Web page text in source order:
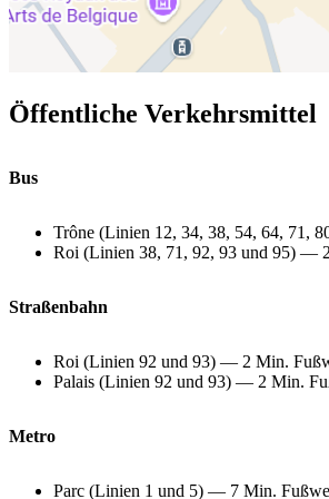
Öffentliche Verkehrsmittel
Bus
Trône (Linien 12, 34, 38, 54, 64, 71,
Roi (Linien 38, 71, 92, 93 und 95) —
Straßenbahn
Roi (Linien 92 und 93) — 2 Min.
Palais (Linien 92 und 93) — 2 Min.
Metro
Parc (Linien 1 und 5) — 7 Min.